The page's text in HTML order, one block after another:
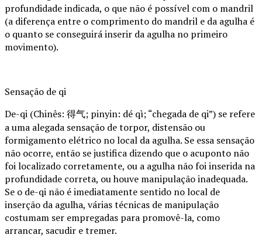
profundidade indicada, o que não é possível com o mandril
(a diferença entre o comprimento do mandril e da agulha é
o quanto se conseguirá inserir da agulha no primeiro
movimento).
Sensação de qi
De-qi (Chinês: 得气; pinyin: dé qì; “chegada de qi”) se refere
a uma alegada sensação de torpor, distensão ou
formigamento elétrico no local da agulha. Se essa sensação
não ocorre, então se justifica dizendo que o acuponto não
foi localizado corretamente, ou a agulha não foi inserida na
profundidade correta, ou houve manipulação inadequada.
Se o de-qi não é imediatamente sentido no local de
inserção da agulha, várias técnicas de manipulação
costumam ser empregadas para promovê-la, como
arrancar, sacudir e tremer.